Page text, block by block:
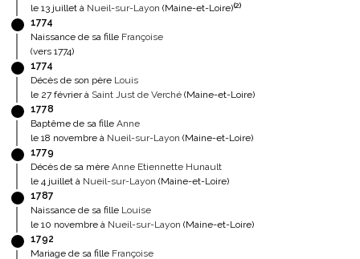
le 13 juillet à Nueil-sur-Layon (Maine-et-Loire)(2)
1774
Naissance de sa fille Françoise
(vers 1774)
1774
Décès de son père Louis
le 27 février à Saint Just de Verché (Maine-et-Loire)
1778
Baptême de sa fille Anne
le 18 novembre à Nueil-sur-Layon (Maine-et-Loire)
1779
Décès de sa mère Anne Etiennette Hunault
le 4 juillet à Nueil-sur-Layon (Maine-et-Loire)
1787
Naissance de sa fille Louise
le 10 novembre à Nueil-sur-Layon (Maine-et-Loire)
1792
Mariage de sa fille Françoise